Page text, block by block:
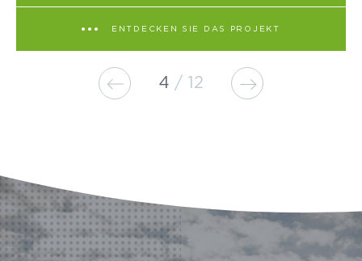
ENTDECKEN SIE DAS PROJEKT
4 12